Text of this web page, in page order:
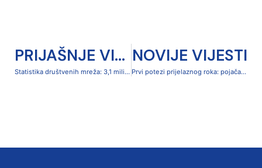
PRIJAŠNJE VIJESTI
Statistika društvenih mreža: 3,1 milijun pregleda u prvih pet mjeseci 2026.
NOVIJE VIJESTI
Prvi potezi prijelaznog roka: pojačanja i važni potpisi za budućnost NK Karlovac 1919